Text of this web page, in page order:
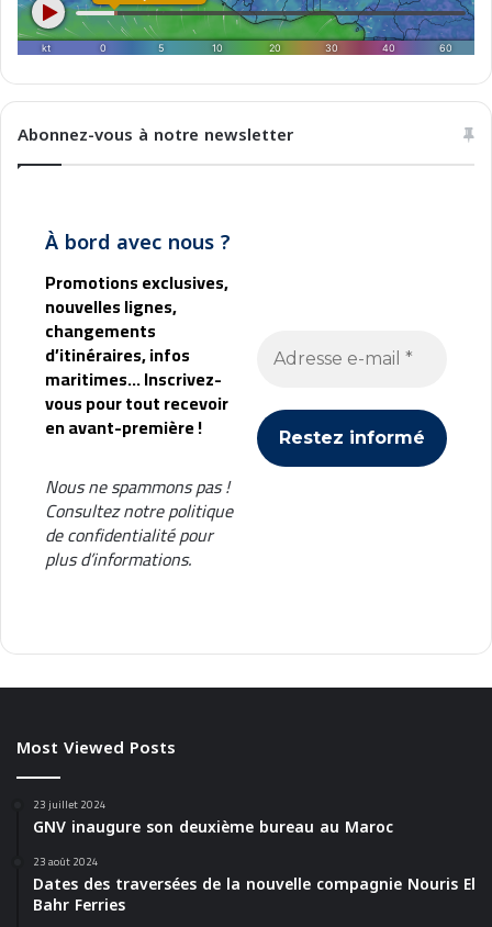
e
b
Abonnez-vous à notre newsletter
À bord avec nous ?
Promotions exclusives,
nouvelles lignes,
changements
d’itinéraires, infos
maritimes... Inscrivez-
vous pour tout recevoir
en avant-première !
Nous ne spammons pas !
Consultez notrepolitique
de confidentialitépour
plus d’informations.
Most Viewed Posts
23 juillet 2024
GNV inaugure son deuxième bureau au Maroc
23 août 2024
Dates des traversées de la nouvelle compagnie Nouris El
Bahr Ferries